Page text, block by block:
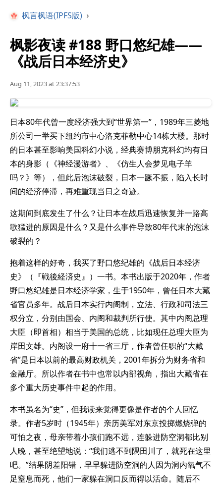
枫言枫语(IPFS版) ›
枫影夜读 #188 野口悠纪雄——
《战后日本经济史》
Aug 11, 2023 at 23:37:53
日本80年代曾一度经济强大到“世界第一”，1989年三菱地
所公司一举买下纽约市中心洛克菲勒中心14栋大楼。那时
的日本甚至影响美国科幻小说，经典赛博朋克科幻均有日
本的身影（《神经漫游者》、《仿生人会梦见电子羊
吗？》等），但此后泡沫破裂，日本一蹶不振，陷入长时
间的经济停滞，再难重现当日之奇迹。
这期间到底发生了什么？让日本在战后迅速恢复并一路高
歌猛进的原因是什么？又是什么事件导致80年代末的泡沫
破裂的？
抱着这样的好奇，我买了野口悠纪雄的《战后日本经济
史》（『戦後経済史』）一书。本书出版于2020年，作者
野口悠纪雄是日本经济学家，生于1950年，曾任日本大藏
省官员多年。战后日本实行内阁制，立法、行政和司法三
权分立，分别由国会、内阁和裁判所行使。其中内阁总理
大臣（即首相）相当于美国的总统，比如现任总理大臣为
岸田文雄。内阁设一府十一省三厅，作者曾任职的“大藏
省”是日本以前的最高财政机关，2001年拆分为财务省和
金融厅。所以作者在书中也常以内部视角，指出大藏省在
多个重大历史事件中起的作用。
本书虽名为“史”，但我读来觉得更像是作者的个人回忆
录。作者5岁时（1945年）亲历美军对东京投掷燃烧弹的
可怕之夜，母亲带着小孩们跑不远，连躲进防空洞都比别
人晚，甚至绝望地说：“我们逃不到隅田川了，就死在这里
吧。”结果阴差阳错，早早躲进防空洞的人因为洞内氧气不
足窒息而死，他们一家躲在洞口反而得以活命。随后不